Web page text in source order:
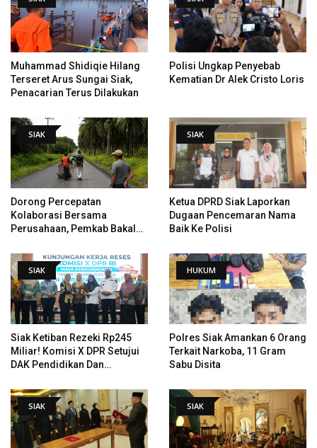
Muhammad Shidiqie Hilang
Terseret Arus Sungai Siak,
Penacarian Terus Dilakukan
Polisi Ungkap Penyebab
Kematian Dr Alek Cristo Loris
SIAK
Dorong Percepatan
Kolaborasi Bersama
Perusahaan, Pemkab Bakal
Rawa Yang Rusak
SIAK
Ketua DPRD Siak Laporkan
Dugaan Pencemaran Nama
Baik Ke Polisi
SIAK
Siak Ketiban Rezeki Rp245
Miliar! Komisi X DPR Setujui
DAK Pendidikan Dan
HUKUM
Polres Siak Amankan 6 Orang
Terkait Narkoba, 11 Gram
Sabu Disita
SIAK SIAK